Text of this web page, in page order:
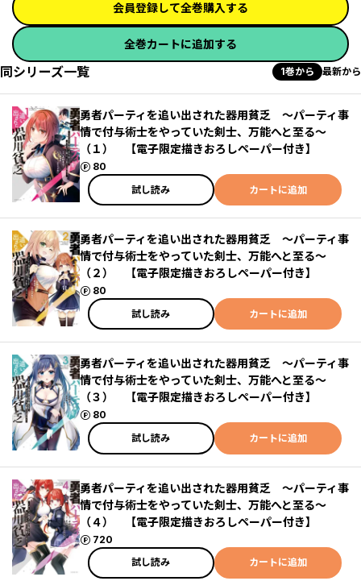
会員登録して全巻購入する
全巻カートに追加する
同シリーズ一覧 1巻から 最新から
勇者パーティを追い出された器用貧乏 ～パーティ事
情で付与術士をやっていた剣士、万能へと至る～
（１） 【電子限定描きおろしペーパー付き】
80
ポイント
試し読み
カートに追加
勇者パーティを追い出された器用貧乏 ～パーティ事
情で付与術士をやっていた剣士、万能へと至る～
（２） 【電子限定描きおろしペーパー付き】
80
ポイント
試し読み
カートに追加
勇者パーティを追い出された器用貧乏 ～パーティ事
情で付与術士をやっていた剣士、万能へと至る～
（３） 【電子限定描きおろしペーパー付き】
80
ポイント
試し読み
カートに追加
勇者パーティを追い出された器用貧乏 ～パーティ事
情で付与術士をやっていた剣士、万能へと至る～
（４） 【電子限定描きおろしペーパー付き】
720
ポイント
試し読み
カートに追加